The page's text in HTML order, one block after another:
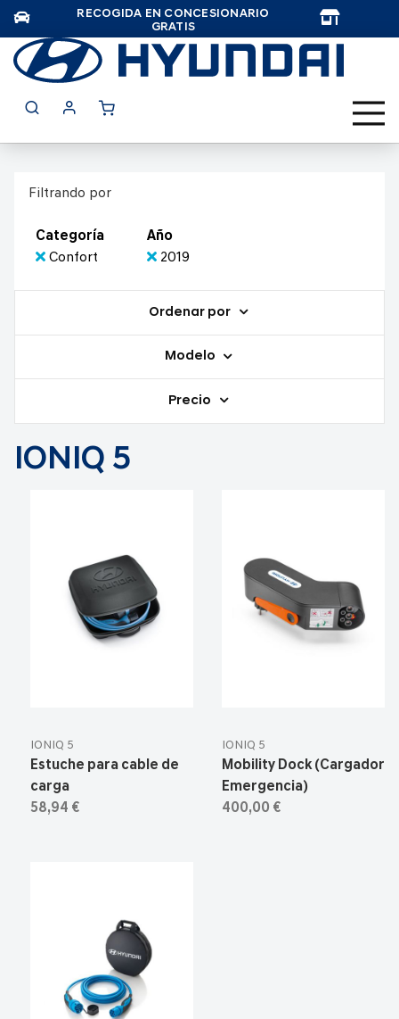
RECOGIDA EN CONCESIONARIO
GRATIS
Filtrando por
Categoría
Confort
Año
2019
Ordenar por
Modelo
Precio
IONIQ 5
IONIQ 5
Estuche para cable de
carga
58,94 €
IONIQ 5
Mobility Dock (Cargador
Emergencia)
400,00 €